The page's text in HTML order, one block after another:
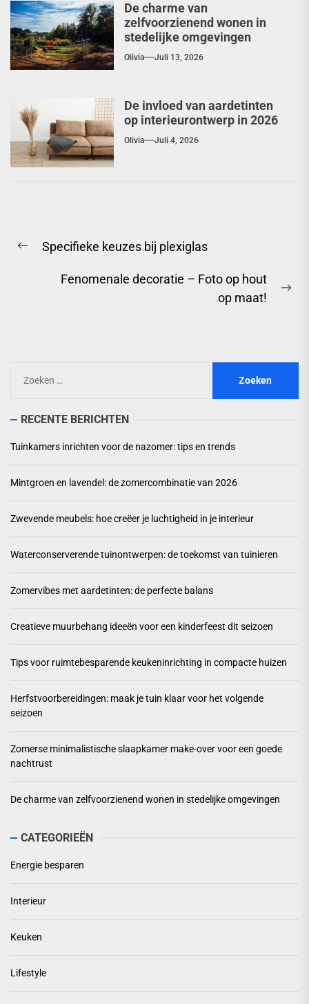
De charme van
zelfvoorzienend wonen in
stedelijke omgevingen
Olivia Juli 13, 2026
De invloed van aardetinten
op interieurontwerp in 2026
Olivia Juli 4, 2026
Previous
Specifieke keuzes bij plexiglas
Fenomenale decoratie – Foto op hout
op maat!
naar:
RECENTE BERICHTEN
Tuinkamers inrichten voor de nazomer: tips en trends
Mintgroen en lavendel: de zomercombinatie van 2026
Zwevende meubels: hoe creëer je luchtigheid in je interieur
Waterconserverende tuinontwerpen: de toekomst van tuinieren
Zomervibes met aardetinten: de perfecte balans
Creatieve muurbehang ideeën voor een kinderfeest dit seizoen
Tips voor ruimtebesparende keukeninrichting in compacte huizen
Herfstvoorbereidingen: maak je tuin klaar voor het volgende
seizoen
Zomerse minimalistische slaapkamer make-over voor een goede
nachtrust
De charme van zelfvoorzienend wonen in stedelijke omgevingen
CATEGORIEËN
Energie besparen
Interieur
Keuken
Lifestyle